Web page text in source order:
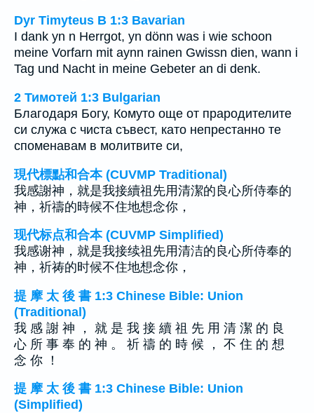
Dyr Timyteus B 1:3 Bavarian
I dank yn n Herrgot, yn dönn was i wie schoon
meine Vorfarn mit aynn rainen Gwissn dien, wann i
Tag und Nacht in meine Gebeter an di denk.
2 Тимотей 1:3 Bulgarian
Благодаря Богу, Комуто още от прародителите
си служа с чиста съвест, като непрестанно те
споменавам в молитвите си,
現代標點和合本 (CUVMP Traditional)
我感謝神，就是我接續祖先用清潔的良心所侍奉的
神，祈禱的時候不住地想念你，
现代标点和合本 (CUVMP Simplified)
我感谢神，就是我接续祖先用清洁的良心所侍奉的
神，祈祷的时候不住地想念你，
提 摩 太 後 書 1:3 Chinese Bible: Union
(Traditional)
我 感 謝 神 ， 就 是 我 接 續 祖 先 用 清 潔 的 良
心 所 事 奉 的 神 。 祈 禱 的 時 候 ， 不 住 的 想
念 你 ！
提 摩 太 後 書 1:3 Chinese Bible: Union
(Simplified)